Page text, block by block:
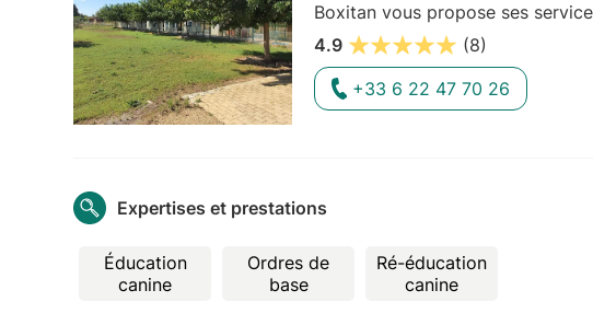
Boxitan vous propose ses
4.9
(8)
+33 6 22 47 70 26
Expertises et prestations
Éducation
canine
Ordres de
base
Ré-éducation
canine